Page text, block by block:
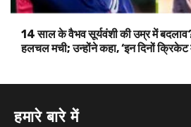
14 साल के वैभव सूर्यवंशी की उम्र में
हलचल मची; उन्होंने कहा, ‘इन दिनों
हमारे बारे में